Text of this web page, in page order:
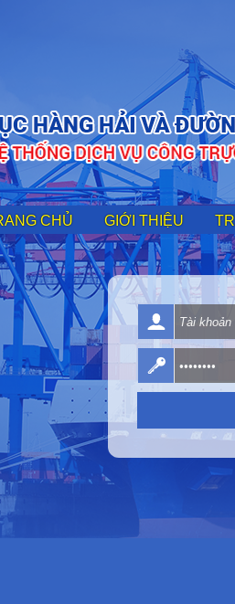
CHỦ GIỚI THIỆU